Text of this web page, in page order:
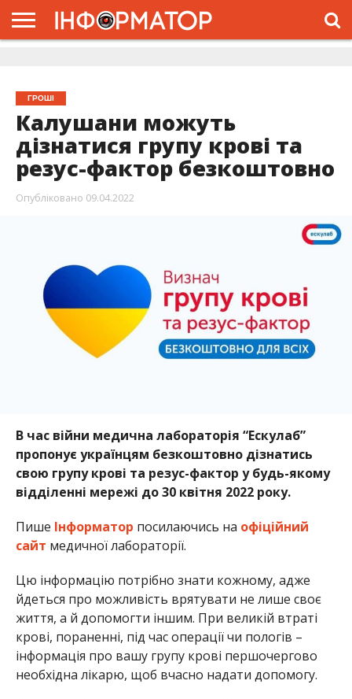
ГРОШІ
Калушани можуть
дізнатися групу крові та
резус-фактор безкоштовно
Опубліковано 09.04.2022
В час війни медична лабораторія “Ескулаб”
пропонує українцям безкоштовно дізнатись
свою групу крові та резус-фактор у будь-якому
відділенні мережі до 30 квітня 2022 року.
Пише Інформатор посилаючись на офіційний
сайт медичної лабораторії.
Цю інформацію потрібно знати кожному, адже
йдеться про можливість врятувати не лише своє
життя, а й допомогти іншим. При великій втраті
крові, пораненні, під час операції чи пологів –
інформація про вашу групу крові першочергово
необхідна лікарю, щоб вчасно надати допомогу.